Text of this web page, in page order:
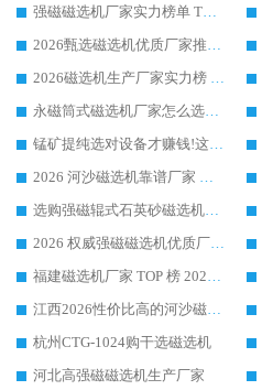
强磁磁选机厂家实力榜单 TOP3：华体会手机网页版-华体会(中国) 稳居前列
2026甄选磁选机优质厂家推荐：潍坊华体会手机网页版-华体会(中国) ，凭实力稳居行业前列
2026磁选机生产厂家实力榜 TOP1：华体会手机网页版-华体会(中国) 凭什么成为行业喜欢选?
永磁筒式磁选机厂家怎么选?14 年老厂华体会手机网页版-华体会(中国) 凭实力出圈，这 5 大优势太圈粉
锰矿提纯选对设备才赚钱!这家临朐厂家的强磁辊磁选机凭啥成行业标杆?
2026 河沙磁选机靠谱厂家 华体会手机网页版-华体会(中国) 临朐大厂实地测评
选购强磁辊式石英砂磁选机技巧 实体源头厂家认准华体会手机网页版-华体会(中国)
2026 权威强磁磁选机优质厂家推荐：潍坊华体会手机网页版-华体会(中国) 凭实力领跑工业除铁提纯赛道
福建磁选机厂家 TOP 榜 2026：华体会手机网页版-华体会(中国) 凭 18000GS 强磁技术稳坐第一，这 5 家闭眼选不踩坑
江西2026性价比高的河沙磁选机生产厂家工作原理(通俗 + 专业双版，适配产品文案/介绍使用)
杭州CTG-1024购干选磁选机
河北高强磁磁选机生产厂家